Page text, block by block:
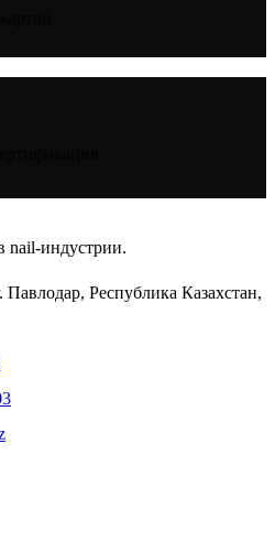
nail-индустрии.
Республика Казахстан,